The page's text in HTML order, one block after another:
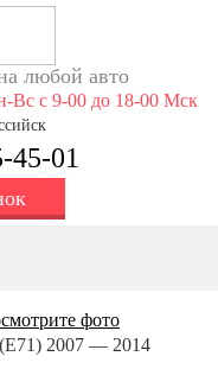
любой авто
Вс с 9-00 до 18-00 Мск
45-01
фото
2007 — 2014